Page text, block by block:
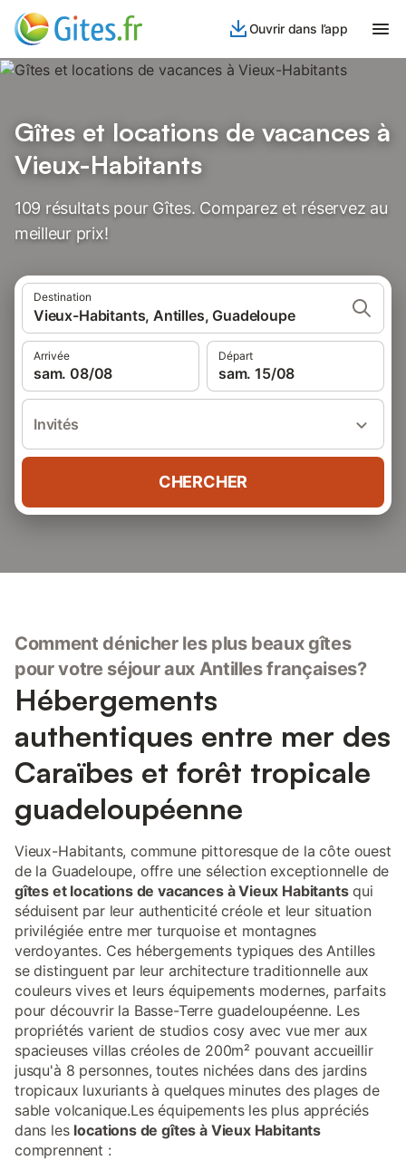
Ouvrir dans l’app
Gîtes et locations de vacances à
Vieux-Habitants
109 résultats pour Gîtes. Comparez et réservez au
meilleur prix!
Destination
Vieux-Habitants, Antilles, Guadeloupe
Arrivée
sam. 08/08
Départ
sam. 15/08
Invités
CHERCHER
Comment dénicher les plus beaux gîtes
pour votre séjour aux Antilles françaises?
Hébergements
authentiques entre mer des
Caraïbes et forêt tropicale
guadeloupéenne
Vieux-Habitants, commune pittoresque de la côte ouest
de la Guadeloupe, offre une sélection exceptionnelle de
gîtes et locations de vacances à Vieux Habitantsqui
séduisent par leur authenticité créole et leur situation
privilégiée entre mer turquoise et montagnes
verdoyantes. Ces hébergements typiques des Antilles
se distinguent par leur architecture traditionnelle aux
couleurs vives et leurs équipements modernes, parfaits
pour découvrir la Basse-Terre guadeloupéenne. Les
propriétés varient de studios cosy avec vue mer aux
spacieuses villas créoles de 200m² pouvant accueillir
jusqu'à 8 personnes, toutes nichées dans des jardins
tropicaux luxuriants à quelques minutes des plages de
sable volcanique.Les équipements les plus appréciés
dans les locations de gîtes à Vieux Habitants
comprennent :